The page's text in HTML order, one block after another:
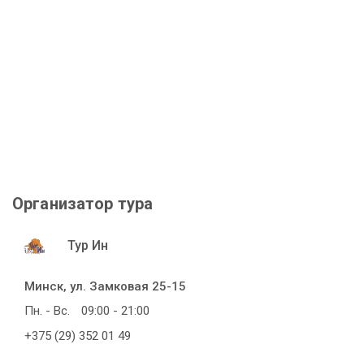
Организатор тура
Тур Ин
Минск, ул. Замковая 25-15
Пн. - Вс.
09:00 - 21:00
+375 (29) 352 01 49